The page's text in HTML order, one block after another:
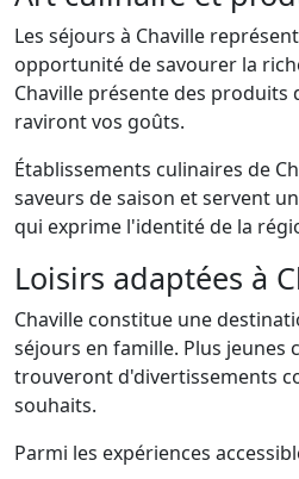
Les séjours à Chaville
opportunité de savourer la
Chaville présente des
raviront vos goûts.
Établissements culinaires de
saveurs de saison et servent
qui exprime l'identité de la
Loisirs adaptées à
Chaville constitue une
séjours en famille. Plus jeunes
trouveront d'divertissements
souhaits.
Parmi les expériences